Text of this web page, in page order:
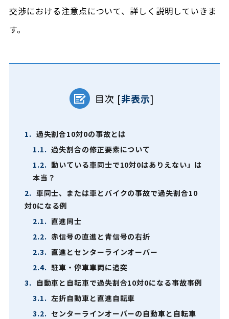
交渉における注意点について、詳しく説明していきま
す。
目次 [非表示]
1. 過失割合10対0の事故とは
1.1. 過失割合の修正要素について
1.2. 動いている車同士で10対0はありえない」は
本当？
2. 車同士、または車とバイクの事故で過失割合10
対0になる例
2.1. 直進同士
2.2. 赤信号の直進と青信号の右折
2.3. 直進とセンターラインオーバー
2.4. 駐車・停車車両に追突
3.
自動車と自転車で過失割合10対0になる事故事例
3.1. 左折自動車と直進自転車
3.2. センターラインオーバーの自動車と自転車